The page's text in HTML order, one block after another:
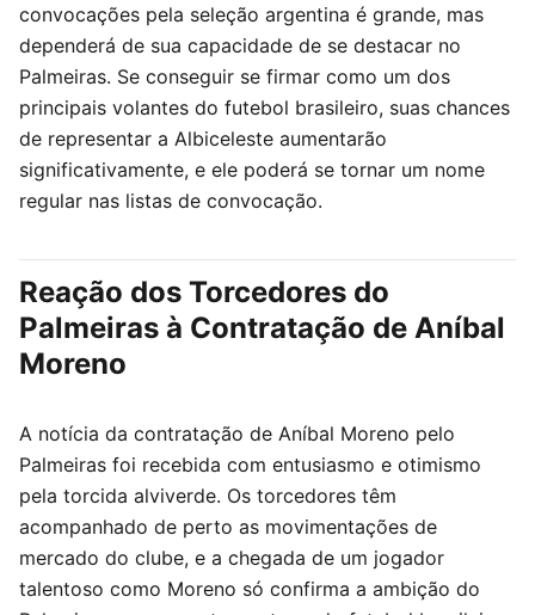
convocações pela seleção argentina é grande, mas
dependerá de sua capacidade de se destacar no
Palmeiras. Se conseguir se firmar como um dos
principais volantes do futebol brasileiro, suas chances
de representar a Albiceleste aumentarão
significativamente, e ele poderá se tornar um nome
regular nas listas de convocação.
Reação dos Torcedores do
Palmeiras à Contratação de Aníbal
Moreno
A notícia da contratação de Aníbal Moreno pelo
Palmeiras foi recebida com entusiasmo e otimismo
pela torcida alviverde. Os torcedores têm
acompanhado de perto as movimentações de
mercado do clube, e a chegada de um jogador
talentoso como Moreno só confirma a ambição do